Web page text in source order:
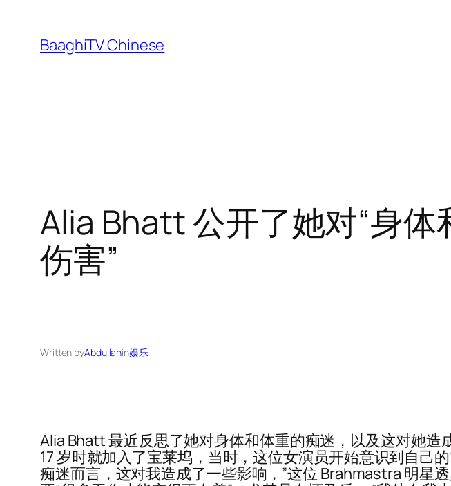
content
BaaghiTV Chinese
Alia Bhatt 公开了她对“身体
伤害”
Written byAbdullahin娱乐
Alia Bhatt 最近反思了她对身体和体重的痴迷，以及这对她
17 岁时就加入了宝莱坞，当时，这位女演员开始意识到自己
痴迷而言，这对我造成了一些影响，”这位 Brahmastra 明星